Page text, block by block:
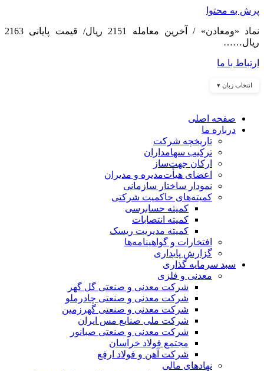
پرش به محتوا
نماد «ومعادن» / آخرین معامله 2151 ریال/ قیمت پایانی 2163
ریال……
ارتباط با ما
انتخاب زبان ▾
صفحه اصلی
درباره ما
تاریخچه شرکت
ترکیب سهامداران
ارکان جهت‌ساز
اعضای هیأت‌مدیره و مدیران
نمودار ساختار سازمانی
کمیته‌های حاکمیت شرکتی
کمیته حسابرسی
کمیته انتصابات
کمیته مدیریت ریسک
افتخارات و گواهینامه‌ها
گزارش پایداری
سبد سرمایه گذاری
معدنی و فلزی
شرکت معدنی و صنعتی گل گهر
شرکت معدنی و صنعتی چادرملو
شرکت معدنی و صنعتی گهرزمین
شرکت ملی صنایع مس ایران
شرکت معدنی و صنعتی صبانور
مجتمع فولاد خراسان
شرکت آهن و فولاد ارفع
نهادهای مالی